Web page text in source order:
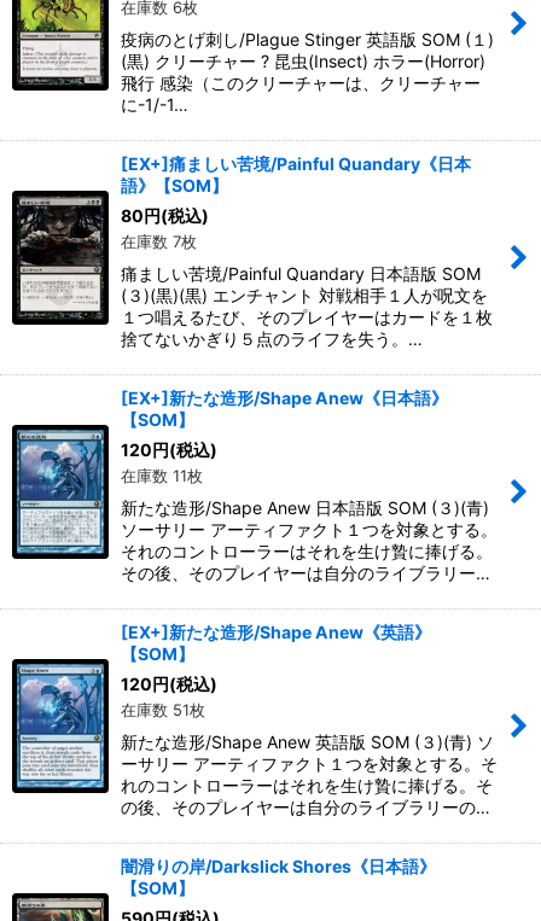
在庫数 6枚
疫病のとげ刺し/Plague Stinger 英語版 SOM (１)
(黒) クリーチャー ? 昆虫(Insect) ホラー(Horror)
飛行 感染（このクリーチャーは、クリーチャー
に-1/-1…
[EX+]痛ましい苦境/Painful Quandary《日本
語》【SOM】
80円(税込)
在庫数 7枚
痛ましい苦境/Painful Quandary 日本語版 SOM
(３)(黒)(黒) エンチャント 対戦相手１人が呪文を
１つ唱えるたび、そのプレイヤーはカードを１枚
捨てないかぎり５点のライフを失う。…
[EX+]新たな造形/Shape Anew《日本語》
【SOM】
120円(税込)
在庫数 11枚
新たな造形/Shape Anew 日本語版 SOM (３)(青)
ソーサリー アーティファクト１つを対象とする。
それのコントローラーはそれを生け贄に捧げる。
その後、そのプレイヤーは自分のライブラリー…
[EX+]新たな造形/Shape Anew《英語》
【SOM】
120円(税込)
在庫数 51枚
新たな造形/Shape Anew 英語版 SOM (３)(青) ソ
ーサリー アーティファクト１つを対象とする。そ
れのコントローラーはそれを生け贄に捧げる。そ
の後、そのプレイヤーは自分のライブラリーの…
闇滑りの岸/Darkslick Shores《日本語》
【SOM】